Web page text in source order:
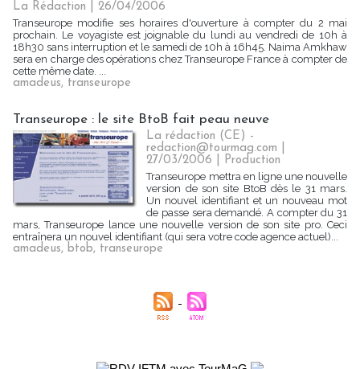
La Rédaction | 26/04/2006
Transeurope modifie ses horaires d'ouverture à compter du 2 mai
prochain. Le voyagiste est joignable du lundi au vendredi de 10h à
18h30 sans interruption et le samedi de 10h à 16h45. Naima Amkhaw
sera en charge des opérations chez Transeurope France à compter de
cette même date. ...
amadeus, transeurope
Transeurope : le site BtoB fait peau neuve
La rédaction (CE) -
redaction@tourmag.com |
27/03/2006
Production
Transeurope mettra en ligne une nouvelle
version de son site BtoB dès le 31 mars.
Un nouvel identifiant et un nouveau mot
de passe sera demandé. A compter du 31
mars, Transeurope lance une nouvelle version de son site pro. Ceci
entraînera un nouvel identifiant (qui sera votre code agence actuel)...
amadeus, btob, transeurope